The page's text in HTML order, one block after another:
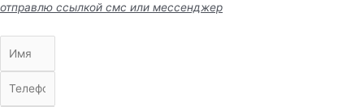
отправлю ссылкой смс или мессенджер